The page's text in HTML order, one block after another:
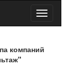
Toggle
компаний